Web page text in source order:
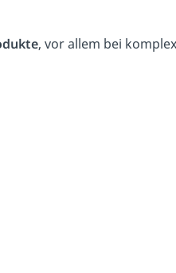
, vor allem bei